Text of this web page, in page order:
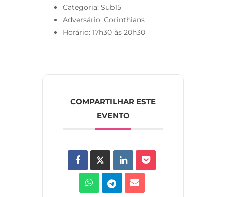
Categoria: Sub15
Adversário: Corinthians
Horário: 17h30 às 20h30
COMPARTILHAR ESTE
EVENTO